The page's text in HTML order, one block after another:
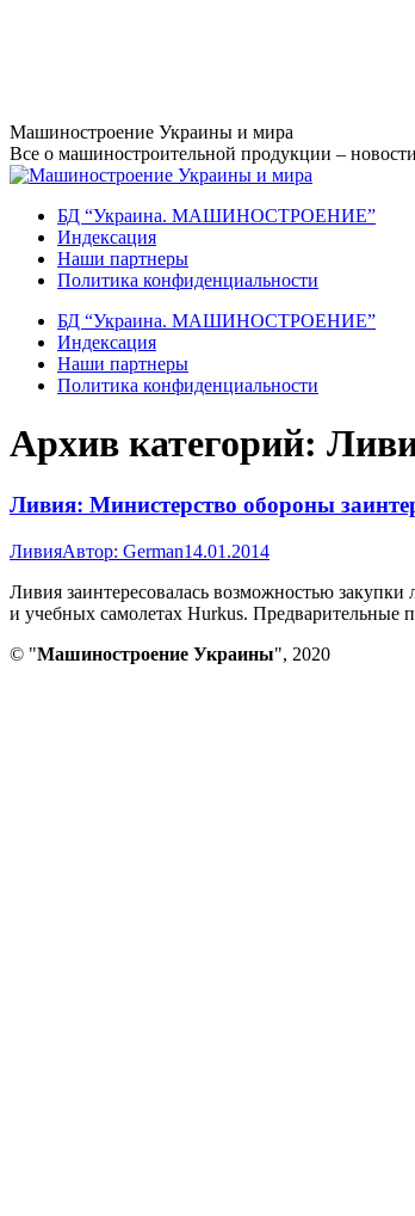
Перейти
к
содержанию
Машиностроение Украины и мира
Все о машиностроительной продукции –
БД “Украина. МАШИНОСТРОЕНИЕ”
Индекcация
Наши партнеры
Политика конфиденциальности
БД “Украина. МАШИНОСТРОЕНИЕ”
Индекcация
Наши партнеры
Политика конфиденциальности
Архив категорий:
Ливия: Министерство обороны
ЛивияАвтор: German14.01.2014
Ливия заинтересовалась возможностью закупки
и учебных самолетах Hurkus. Предварительные
© "Машиностроение Украины", 2020